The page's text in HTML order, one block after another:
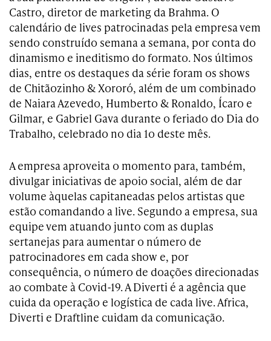
Castro, diretor de marketing da Brahma. O
calendário de lives patrocinadas pela empresa vem
sendo construído semana a semana, por conta do
dinamismo e ineditismo do formato. Nos últimos
dias, entre os destaques da série foram os shows
de Chitãozinho & Xororó, além de um combinado
de Naiara Azevedo, Humberto & Ronaldo, Ícaro e
Gilmar, e Gabriel Gava durante o feriado do Dia do
Trabalho, celebrado no dia 1o deste mês.
A empresa aproveita o momento para, também,
divulgar iniciativas de apoio social, além de dar
volume àquelas capitaneadas pelos artistas que
estão comandando a live. Segundo a empresa, sua
equipe vem atuando junto com as duplas
sertanejas para aumentar o número de
patrocinadores em cada show e, por
consequência, o número de doações direcionadas
ao combate à Covid-19. A Diverti é a agência que
cuida da operação e logística de cada live. Africa,
Diverti e Draftline cuidam da comunicação.